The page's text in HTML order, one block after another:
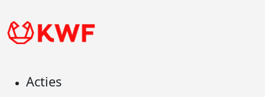
Acties